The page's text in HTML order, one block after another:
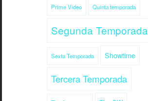
Prime Video Quinta temporada
Segunda Temporada
Sexta Temporada Showtime
Tercera Temporada